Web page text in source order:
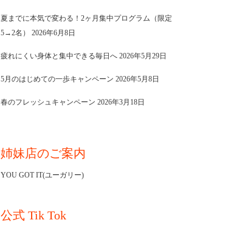
夏までに本気で変わる！2ヶ月集中プログラム（限定
5→2名）
2026年6月8日
疲れにくい身体と集中できる毎日へ 2026年5月29日
5月のはじめての一歩キャンペーン 2026年5月8日
春のフレッシュキャンペーン 2026年3月18日
姉妹店のご案内
YOU GOT IT(ユーガリー)
公式 Tik Tok